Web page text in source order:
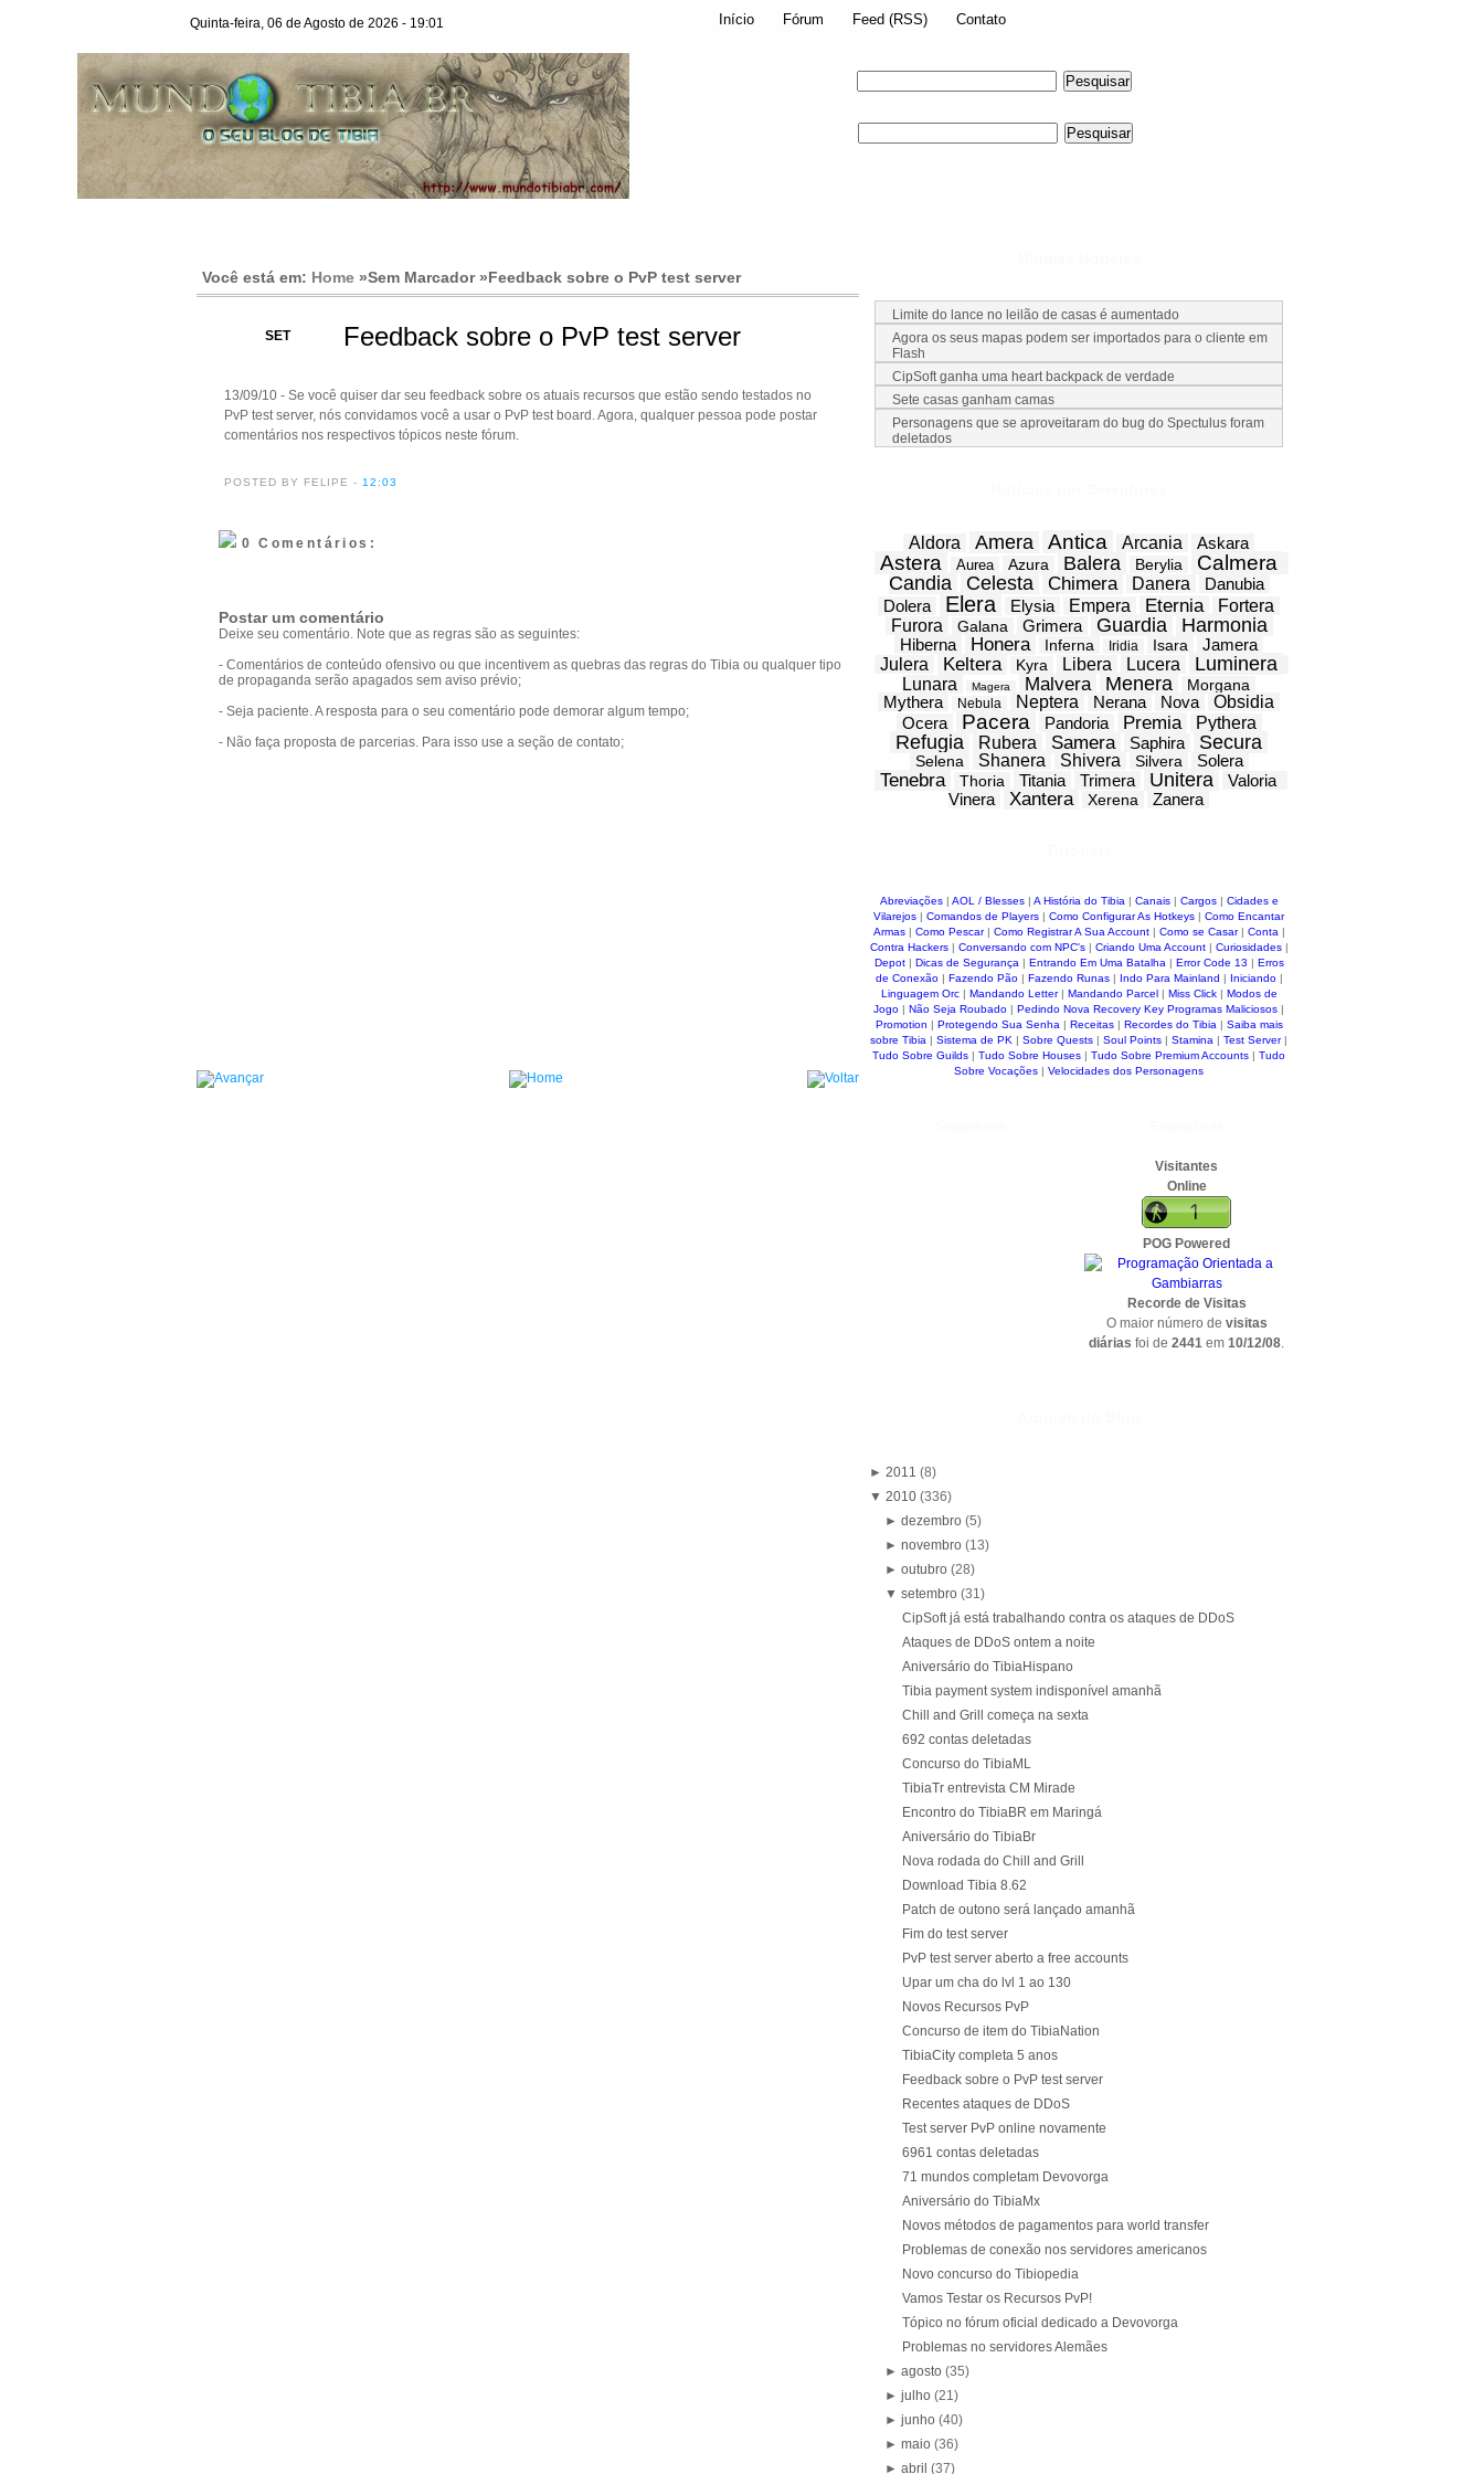
Quinta-feira, 06 de Agosto de 2026 - 19:01 Início Fórum Feed (RSS) Contato
Você está em: Home »Sem Marcador »Feedback sobre o PvP test server
SET Feedback sobre o PvP test server
13/09/10 - Se você quiser dar seu feedback sobre os atuais recursos que estão sendo testados no
PvP test server, nós convidamos você a usar o PvP test board. Agora, qualquer pessoa pode postar
comentários nos respectivos tópicos neste fórum.
POSTED BY FELIPE- 12:03
0 Comentários:
Postar um comentário
Deixe seu comentário. Note que as regras são as seguintes:
- Comentários de conteúdo ofensivo ou que incentivem as quebras das regras do Tibia ou qualquer tipo
de propaganda serão apagados sem aviso prévio;
- Seja paciente. A resposta para o seu comentário pode demorar algum tempo;
- Não faça proposta de parcerias. Para isso use a seção de contato;
Limite do lance no leilão de casas é aumentado
Agora os seus mapas podem ser importados para o cliente em
Flash
CipSoft ganha uma heart backpack de verdade
Sete casas ganham camas
Personagens que se aproveitaram do bug do Spectulus foram
deletados
Aldora Amera Antica Arcania Askara
Astera Aurea Azura Balera Berylia Calmera
Candia Celesta Chimera Danera
Danubia
Dolera
Elera Elysia Empera Eternia
Fortera
Furora
Galana Grimera Guardia Harmonia
Hiberna Honera Inferna Iridia Isara
Jamera
Julera
Keltera Kyra Libera Lucera Luminera
Lunara Magera Malvera Menera Morgana
Mythera Nebula Neptera Nerana Nova
Obsidia
Ocera
Pacera Pandoria Premia Pythera
Refugia Rubera Samera Saphira Secura
Selena Shanera Shivera Silvera Solera
Tenebra Thoria Titania Trimera Unitera
Valoria
Vinera
Xantera Xerena Zanera
Abreviações| AOL / Blesses| A História do Tibia | Canais| Cargos| Cidades e
Vilarejos | Comandos de Players | Como Configurar As Hotkeys | Como Encantar
Armas| Como Pescar| Como Registrar A Sua Account| Como se Casar| Conta |
Contra Hackers| Conversando com NPC's| Criando Uma Account| Curiosidades|
Depot| Dicas de Segurança | Entrando Em Uma Batalha | Error Code 13 | Erros
de Conexão| Fazendo Pão| Fazendo Runas| Indo Para Mainland | Iniciando|
Linguagem Orc| Mandando Letter| Mandando Parcel| Miss Click| Modos de
Jogo | Não Seja Roubado | Pedindo Nova Recovery Key Programas Maliciosos |
Promotion | Protegendo Sua Senha | Receitas| Recordes do Tibia | Saiba mais
sobre Tibia | Sistema de PK | Sobre Quests | Soul Points | Stamina | Test Server|
Tudo Sobre Guilds | Tudo Sobre Houses | Tudo Sobre Premium Accounts | Tudo
Sobre Vocações | Velocidades dos Personagens
Visitantes
Online
POG Powered
Recorde de Visitas
O maior número de visitas
diárias foi de 2441 em 10/12/08.
► 2011 (8)
▼ 2010 (336)
►dezembro(5)
►novembro(13)
►outubro(28)
▼setembro(31)
CipSoft já está trabalhando contra os ataques de DDoS
Ataques de DDoS ontem a noite
Aniversário do TibiaHispano
Tibia payment system indisponível amanhã
Chill and Grill começa na sexta
692 contas deletadas
Concurso do TibiaML
TibiaTr entrevista CM Mirade
Encontro do TibiaBR em Maringá
Aniversário do TibiaBr
Nova rodada do Chill and Grill
Download Tibia 8.62
Patch de outono será lançado amanhã
Fim do test server
PvP test server aberto a free accounts
Upar um cha do lvl 1 ao 130
Novos Recursos PvP
Concurso de item do TibiaNation
TibiaCity completa 5 anos
Feedback sobre o PvP test server
Recentes ataques de DDoS
Test server PvP online novamente
6961 contas deletadas
71 mundos completam Devovorga
Aniversário do TibiaMx
Novos métodos de pagamentos para world transfer
Problemas de conexão nos servidores americanos
Novo concurso do Tibiopedia
Vamos Testar os Recursos PvP!
Tópico no fórum oficial dedicado a Devovorga
Problemas no servidores Alemães
►agosto(35)
►julho(21)
►junho(40)
►maio(36)
►abril(37)